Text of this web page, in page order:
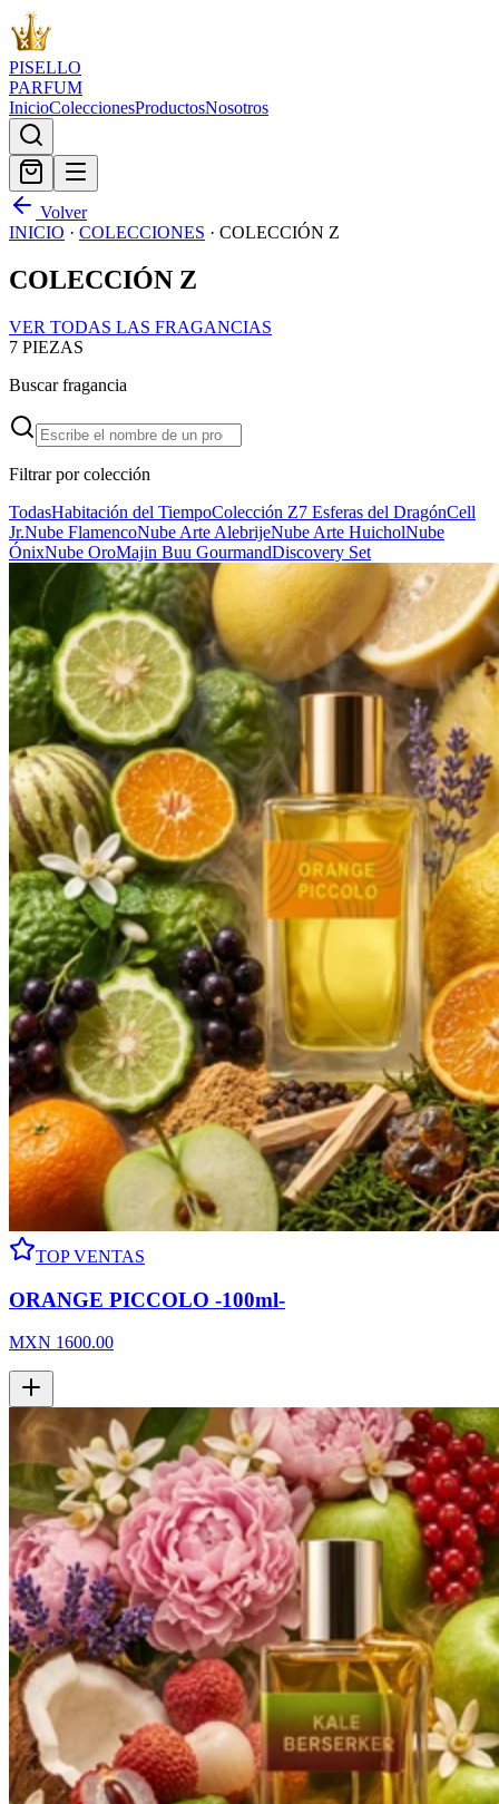
PISELLO
PARFUM
InicioColeccionesProductosNosotros
Volver
INICIO · COLECCIONES · COLECCIÓN Z
COLECCIÓN Z
VER TODAS LAS FRAGANCIAS
7 PIEZAS
Buscar fragancia
Filtrar por colección
TodasHabitación del TiempoColección Z7 Esferas del DragónCell
Jr.Nube FlamencoNube Arte AlebrijeNube Arte HuicholNube
ÓnixNube OroMajin Buu GourmandDiscovery Set
TOP VENTAS
ORANGE PICCOLO -100ml-
MXN 1600.00